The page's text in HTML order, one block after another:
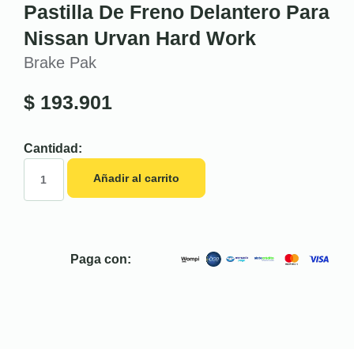
Pastilla De Freno Delantero Para
Nissan Urvan Hard Work
Brake Pak
$ 193.901
Cantidad:
Añadir al carrito
Paga con: